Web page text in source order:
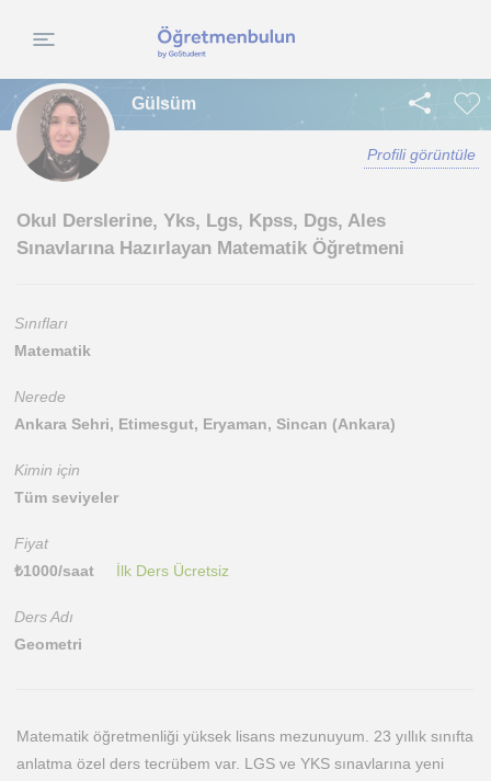
Gülsüm
Profili görüntüle
Okul Derslerine, Yks, Lgs, Kpss, Dgs, Ales
Sınavlarına Hazırlayan Matematik Öğretmeni
Sınıfları
Matematik
Nerede
Ankara Sehri, Etimesgut, Eryaman, Sincan (Ankara)
Kimin için
Tüm seviyeler
Fiyat
₺1000/saat İlk Ders Ücretsiz
Ders Adı
Geometri
Matematik öğretmenliği yüksek lisans mezunuyum. 23 yıllık sınıfta
anlatma özel ders tecrübem var. LGS ve YKS sınavlarına yeni